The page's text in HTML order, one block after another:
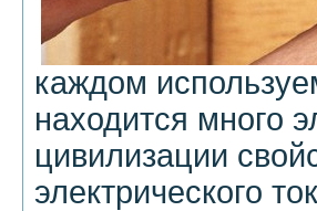
каждом
находится много
цивилизации
электрического